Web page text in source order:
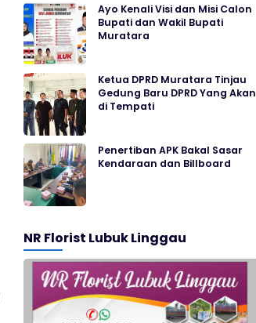
Ayo Kenali Visi dan Misi Calon
Bupati dan Wakil Bupati
Muratara
Ketua DPRD Muratara Tinjau
Gedung Baru DPRD Yang Akan
di Tempati
Penertiban APK Bakal Sasar
Kendaraan dan Billboard
NR Florist Lubuk Linggau